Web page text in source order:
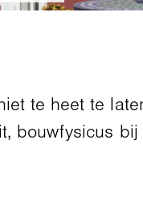
te heet te
bouwfysicus bij